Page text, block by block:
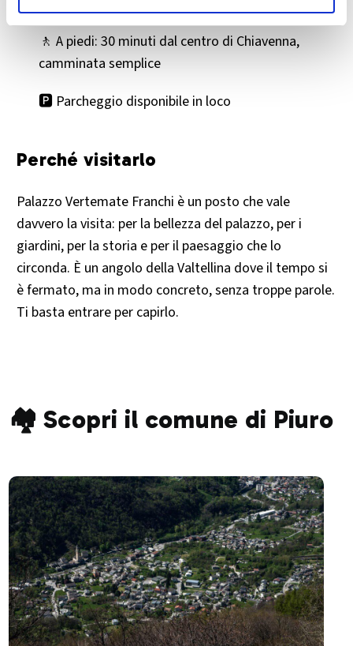
🚶 A piedi: 30 minuti dal centro di Chiavenna,
camminata semplice
🅿️ Parcheggio disponibile in loco
Perché visitarlo
Palazzo Vertemate Franchi è un posto che vale
davvero la visita: per la bellezza del palazzo, per i
giardini, per la storia e per il paesaggio che lo
circonda. È un angolo della Valtellina dove il tempo si
è fermato, ma in modo concreto, senza troppe parole.
Ti basta entrare per capirlo.
🏘️ Scopri il comune di Piuro